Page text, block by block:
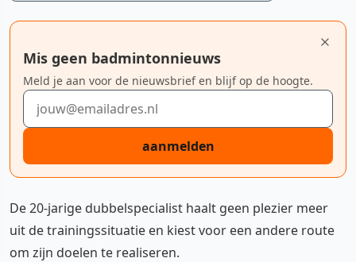
Mis geen badmintonnieuws
Meld je aan voor de nieuwsbrief en blijf op de hoogte.
E-mailadres
aanmelden
De 20-jarige dubbelspecialist haalt geen plezier meer
uit de trainingssituatie en kiest voor een andere route
om zijn doelen te realiseren.